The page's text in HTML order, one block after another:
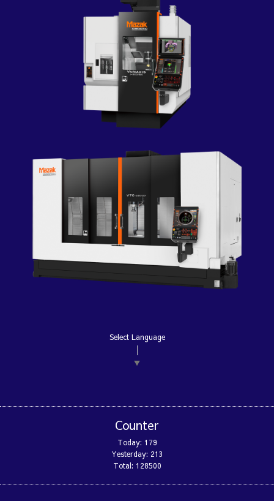
Select Language
▼
Counter
Today: 179
Yesterday: 213
Total: 128500